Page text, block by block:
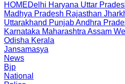
HOMEDelhi Haryana Uttar
Madhya Pradesh Rajasthan
Uttarakhand PunjabAndhra
Karnataka Maharashtra Assam
Odisha Kerala
Jansamasya
News
Bjp
National